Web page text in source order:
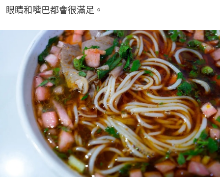
眼睛和嘴巴都會很滿足。